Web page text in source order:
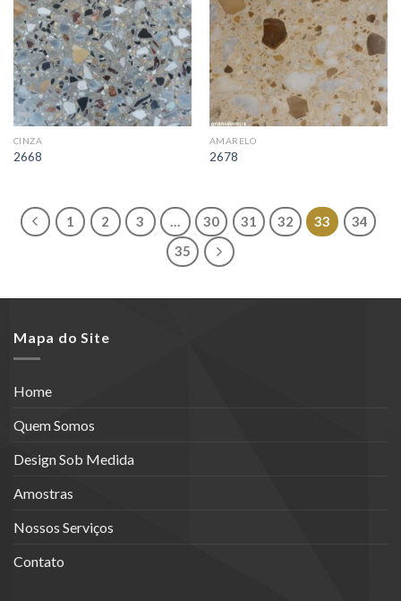
CINZA
2668
AMARELO
2678
1 2 3 30 31 32 33
34
35
Mapa do Site
Home
Quem Somos
Design Sob Medida
Amostras
Nossos Serviços
Contato